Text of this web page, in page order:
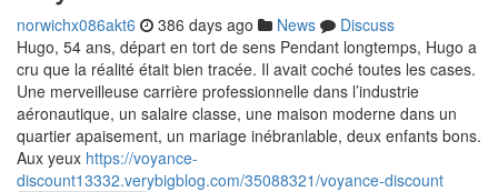
norwichx086akt6 386 days ago News
Discuss
Hugo, 54 ans, départ en tort de sens Pendant longtemps, Hugo a
cru que la réalité était bien tracée. Il avait coché toutes les cases.
Une merveilleuse carrière professionnelle dans l’industrie
aéronautique, un salaire classe, une maison moderne dans un
quartier apaisement, un mariage inébranlable, deux enfants bons.
Aux yeux https://voyance-
discount13332.verybigblog.com/35088321/voyance-discount